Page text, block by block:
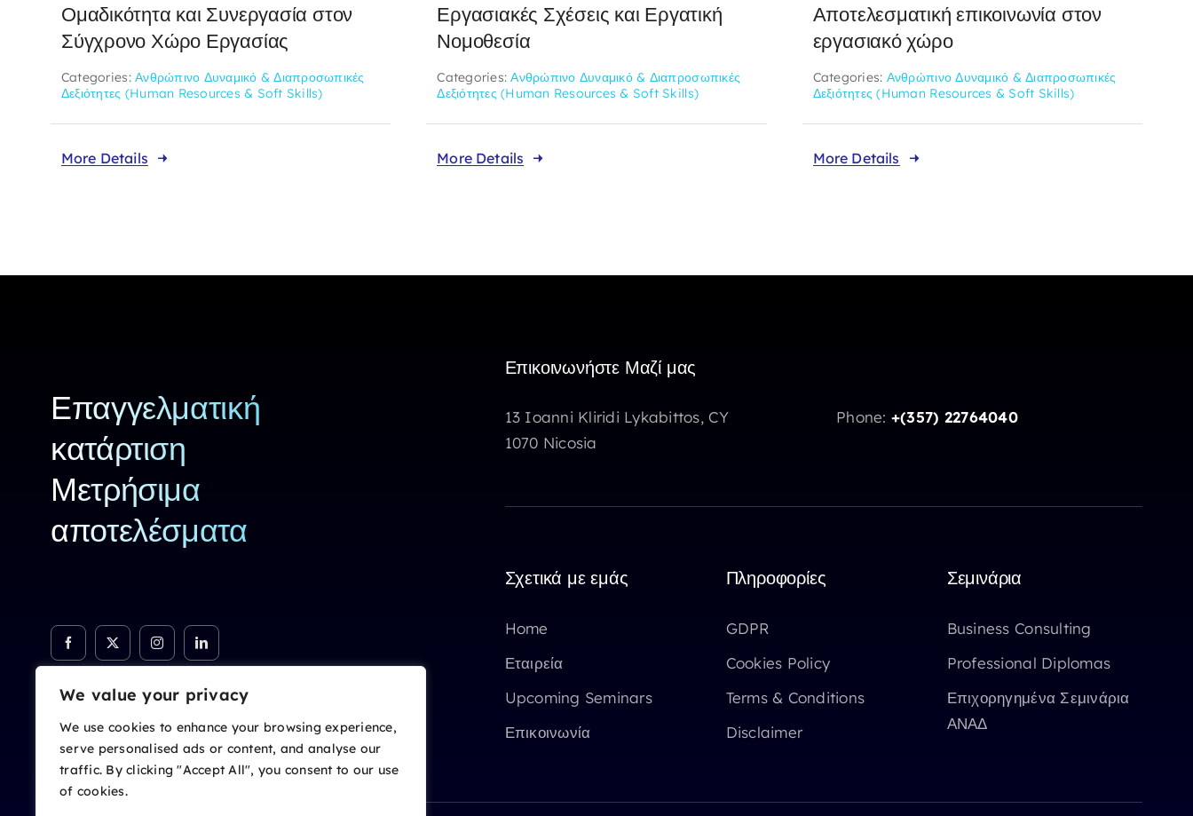
We value your privacy
We use cookies to enhance your browsing experience,
serve personalised ads or content, and analyse our
traffic. By clicking "Accept All", you consent to our use
of cookies.
Ομαδικότητα και Συνεργασία στον
Σύγχρονο Χώρο Εργασίας
Categories:Ανθρώπινο Δυναμικό & Διαπροσωπικές
Δεξιότητες (Human Resources & Soft Skills)
More Details
Εργασιακές Σχέσεις και Εργατική
Νομοθεσία
Categories:Ανθρώπινο Δυναμικό & Διαπροσωπικές
Δεξιότητες (Human Resources & Soft Skills)
More Details
Αποτελεσματική επικοινωνία στον
εργασιακό χώρο
Categories: Ανθρώπινο Δυναμικό & Διαπροσωπικές
Δεξιότητες (Human Resources & Soft Skills)
More Details
Επαγγελματική
κατάρτιση
Μετρήσιμα
αποτελέσματα
Επικοινωνήστε Μαζί μας
13 Ioanni Kliridi Lykabittos, CY
1070 Nicosia
Phone: +(357) 22764040
Σχετικά με εμάς
Home
Εταιρεία
Upcoming Seminars
Επικοινωνία
Πληροφορίες
GDPR
Cookies Policy
Terms & Conditions
Disclaimer
Σεμινάρια
Business Consulting
Professional Diplomas
Επιχορηγημένα Σεμινάρια
ΑΝΑΔ